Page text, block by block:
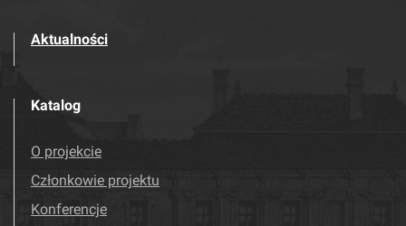
Aktualności
Katalog
O projekcie
Członkowie projektu
Konferencje